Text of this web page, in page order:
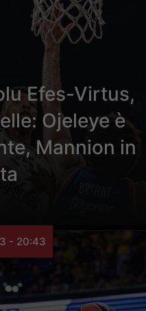
Efes-Virtus,
Ojeleye è
Mannion in
- 20:43